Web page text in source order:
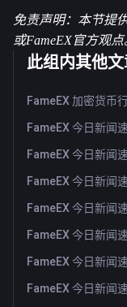
免责声明：本节提
或FameEX官方观点
此组内其他